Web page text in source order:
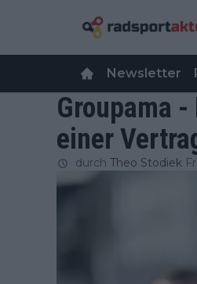
Newsletter
Groupama
einer
durch Theo Stodiek